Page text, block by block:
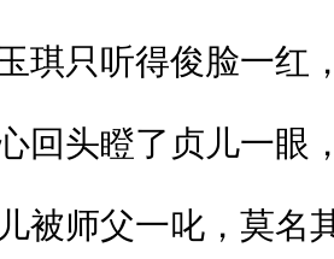
琪只听得俊脸一红
回头瞪了贞儿一眼
被师父一叱，莫名